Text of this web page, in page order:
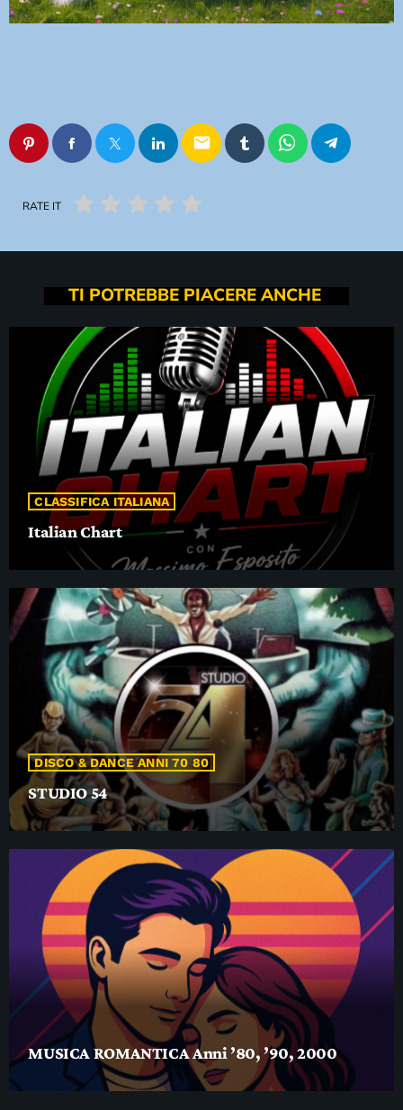
email
RATE IT
TI POTREBBE PIACERE ANCHE
CLASSIFICA ITALIANA
Italian Chart
DISCO & DANCE ANNI 70 80
STUDIO 54
MUSICA ROMANTICA Anni ’80, ’90, 2000